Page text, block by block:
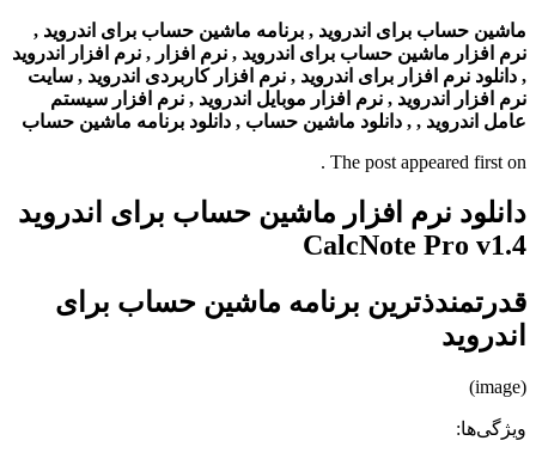
ماشین حساب برای اندروید , برنامه ماشین حساب برای اندروید ,
نرم افزار ماشین حساب برای اندروید , نرم افزار , نرم افزار اندروید
, دانلود نرم افزار برای اندروید , نرم افزار کاربردی اندروید , سایت
نرم افزار اندروید , نرم افزار موبایل اندروید , نرم افزار سیستم
عامل اندروید , , دانلود ماشین حساب , دانلود برنامه ماشین حساب
The post appeared first on .
دانلود نرم افزار ماشین حساب برای اندروید
CalcNote Pro v1.4
قدرتمندذترین برنامه ماشین حساب برای
اندروید
(image)
ویژگی‌ها: